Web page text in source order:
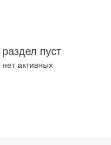
пуст
активных